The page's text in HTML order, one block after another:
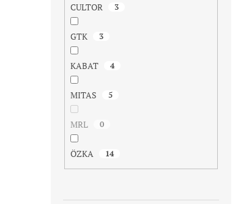
CULTOR 3
GTK 3
KABAT 4
MITAS 5
MRL 0
ÖZKA 14